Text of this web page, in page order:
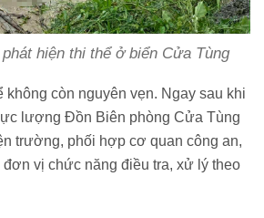
hiện thi thể ở biển Cửa Tùng
không còn nguyên vẹn. Ngay sau khi
lượng Đồn Biên phòng Cửa Tùng
trường, phối hợp cơ quan công an,
đơn vị chức năng điều tra, xử lý theo